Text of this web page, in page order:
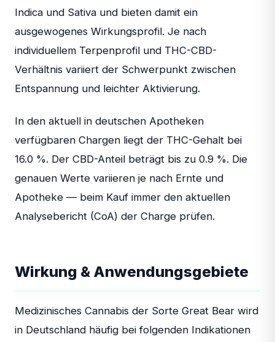
Indica und Sativa und bieten damit ein
ausgewogenes Wirkungsprofil. Je nach
individuellem Terpenprofil und THC-CBD-
Verhältnis variiert der Schwerpunkt zwischen
Entspannung und leichter Aktivierung.
In den aktuell in deutschen Apotheken
verfügbaren Chargen liegt der THC-Gehalt bei
16.0 %. Der CBD-Anteil beträgt bis zu 0.9 %. Die
genauen Werte variieren je nach Ernte und
Apotheke — beim Kauf immer den aktuellen
Analysebericht (CoA) der Charge prüfen.
Wirkung & Anwendungsgebiete
Medizinisches Cannabis der Sorte Great Bear wird
in Deutschland häufig bei folgenden Indikationen